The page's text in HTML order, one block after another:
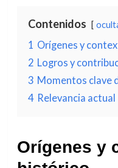
Contenidos
1 Orígenes y
2 Logros y
3 Momentos clave
4 Relevancia actual
Orígenes y